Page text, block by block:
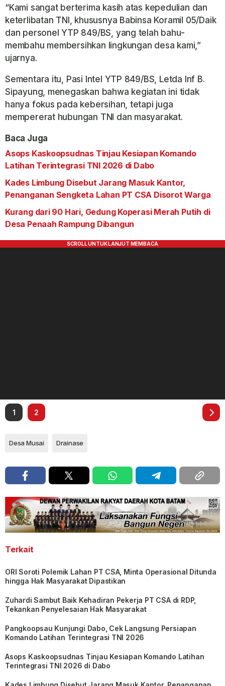
“Kami sangat berterima kasih atas kepedulian dan
keterlibatan TNI, khususnya Babinsa Koramil 05/Daik
dan personel YTP 849/BS, yang telah bahu-
membahu membersihkan lingkungan desa kami,”
ujarnya.
Sementara itu, Pasi Intel YTP 849/BS, Letda Inf B.
Sipayung, menegaskan bahwa kegiatan ini tidak
hanya fokus pada kebersihan, tetapi juga
mempererat hubungan TNI dan masyarakat.
Baca Juga
Asops Kaskoopsudnas Tinjau Kesiapan Komando
Latihan Terintegrasi TNI 2026 di Dabo
Kades Limbung Disebut Jarang Masuk Kantor,
Penanganan Sengketa Lahan PT CSA Disorot Warga
Kurang dari 90 Hari, Gedung Koperasi Merah Putih di
Desa Penaah Rampung Dibangun
1 2
Desa Musai Drainase
Terkait
ORI Soroti Polemik Lahan PT CSA, Minta Operasional Ditunda
hingga Hak Masyarakat Dipastikan
Zuhardi Sambut Baik Kehadiran Pekerja PT CSA di RDP,
Tekankan Penyelesaian Hak Masyarakat
Pangkoopsau Kunjungi Dabo, Cek Langsung Persiapan
Komando Latihan Terintegrasi TNI 2026
Asops Kaskoopsudnas Tinjau Kesiapan Komando Latihan
Terintegrasi TNI 2026 di Dabo